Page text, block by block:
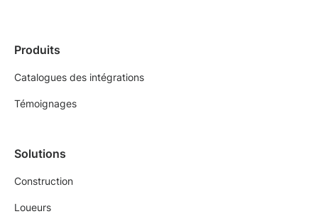
Produits
Catalogues des intégrations
Témoignages
Solutions
Construction
Loueurs